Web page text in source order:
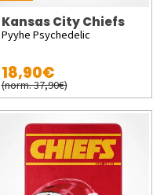
Kansas City Chiefs
Pyyhe Psychedelic
18,90€
(norm. 37,90€)